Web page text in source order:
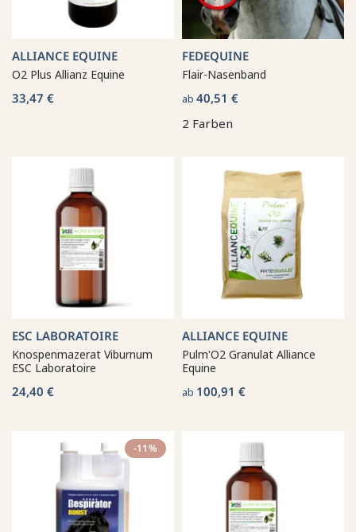
ALLIANCE EQUINE
O2 Plus Allianz Equine
33,47 €
FEDEQUINE
Flair-Nasenband
ab 40,51 €
2 Farben
ESC LABORATOIRE
Knospenmazerat Viburnum
ESC Laboratoire
24,40 €
ALLIANCE EQUINE
Pulm'O2 Granulat Alliance
Equine
ab 100,91 €
-11%